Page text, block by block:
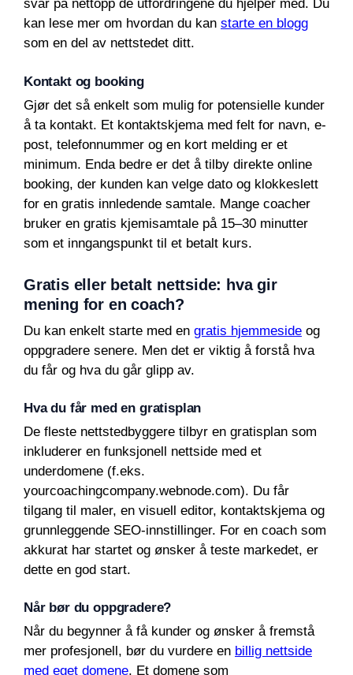
svar på nettopp de utfordringene du hjelper med. Du
kan lese mer om hvordan du kan starte en blogg
som en del av nettstedet ditt.
Kontakt og booking
Gjør det så enkelt som mulig for potensielle kunder
å ta kontakt. Et kontaktskjema med felt for navn, e-
post, telefonnummer og en kort melding er et
minimum. Enda bedre er det å tilby direkte online
booking, der kunden kan velge dato og klokkeslett
for en gratis innledende samtale. Mange coacher
bruker en gratis kjemisamtale på 15–30 minutter
som et inngangspunkt til et betalt kurs.
Gratis eller betalt nettside: hva gir
mening for en coach?
Du kan enkelt starte med en gratis hjemmeside og
oppgradere senere. Men det er viktig å forstå hva
du får og hva du går glipp av.
Hva du får med en gratisplan
De fleste nettstedbyggere tilbyr en gratisplan som
inkluderer en funksjonell nettside med et
underdomene (f.eks.
yourcoachingcompany.webnode.com). Du får
tilgang til maler, en visuell editor, kontaktskjema og
grunnleggende SEO-innstillinger. For en coach som
akkurat har startet og ønsker å teste markedet, er
dette en god start.
Når bør du oppgradere?
Når du begynner å få kunder og ønsker å fremstå
mer profesjonell, bør du vurdere en billig nettside
med eget domene. Et domene som